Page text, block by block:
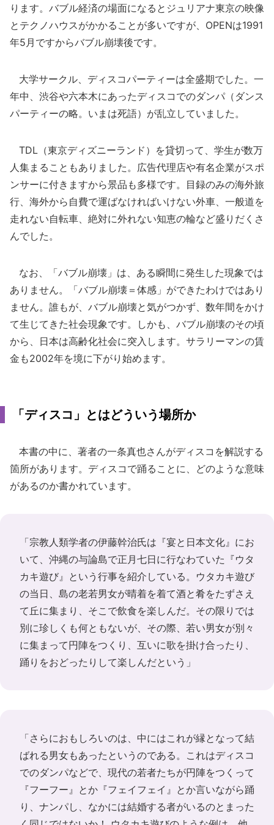
ります。バブル経済の場面になるとジュリアナ東京の映像
とテクノハウスがかかることが多いですが、OPENは1991
年5月ですからバブル崩壊後です。
大学サークル、ディスコパーティーは全盛期でした。一
年中、渋谷や六本木にあったディスコでのダンパ（ダンス
パーティーの略。いまは死語）が乱立していました。
TDL（東京ディズニーランド）を貸切って、学生が数万
人集まることもありました。広告代理店や有名企業がスポ
ンサーに付きますから景品も多様です。目録のみの海外旅
行、海外から自費で運ばなければいけない外車、一般道を
走れない自転車、絶対に外れない知恵の輪など盛りだくさ
んでした。
なお、「バブル崩壊」は、ある瞬間に発生した現象では
ありません。「バブル崩壊＝体感」ができたわけではあり
ません。誰もが、バブル崩壊と気がつかず、数年間をかけ
て生じてきた社会現象です。しかも、バブル崩壊のその頃
から、日本は高齢化社会に突入します。サラリーマンの賃
金も2002年を境に下がり始めます。
「ディスコ」とはどういう場所か
本書の中に、著者の一条真也さんがディスコを解説する
箇所があります。ディスコで踊ることに、どのような意味
があるのか書かれています。
「宗教人類学者の伊藤幹治氏は『宴と日本文化』にお
いて、沖縄の与論島で正月七日に行なわていた『ウタ
カキ遊び』という行事を紹介している。ウタカキ遊び
の当日、島の老若男女が晴着を着て酒と肴をたずさえ
て丘に集まり、そこで飲食を楽しんだ。その限りでは
別に珍しくも何ともないが、その際、若い男女が別々
に集まって円陣をつくり、互いに歌を掛け合ったり、
踊りをおどったりして楽しんだという」
「さらにおもしろいのは、中にはこれが縁となって結
ばれる男女もあったというのである。これはディスコ
でのダンパなどで、現代の若者たちが円陣をつくって
『フーフー』とか『フェイフェイ』とか言いながら踊
り、ナンパし、なかには結婚する者がいるのとまった